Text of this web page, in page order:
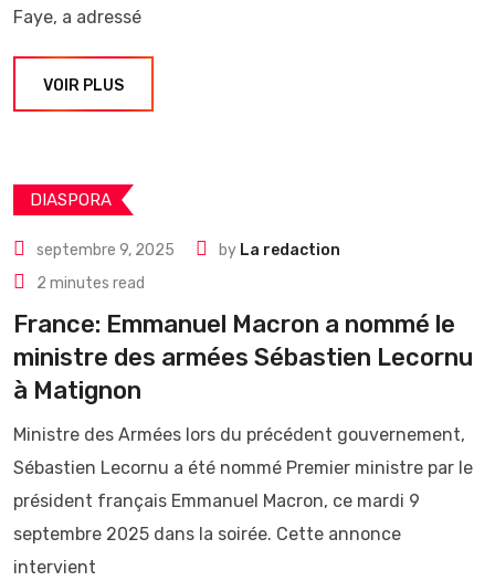
Faye, a adressé
VOIR PLUS
DIASPORA
septembre 9, 2025 by La redaction
2 minutes read
France: Emmanuel Macron a nommé le
ministre des armées Sébastien Lecornu
à Matignon
Ministre des Armées lors du précédent gouvernement,
Sébastien Lecornu a été nommé Premier ministre par le
président français Emmanuel Macron, ce mardi 9
septembre 2025 dans la soirée. Cette annonce
intervient